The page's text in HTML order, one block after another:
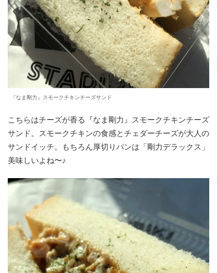
『なま剛力』スモークチキンチーズサンド
こちらはチーズが香る『なま剛力』スモークチキンチーズ
サンド。スモークチキンの食感とチェダーチーズが大人の
サンドイッチ。もちろん厚切りパンは「剛力デラックス」
美味しいよね〜♪